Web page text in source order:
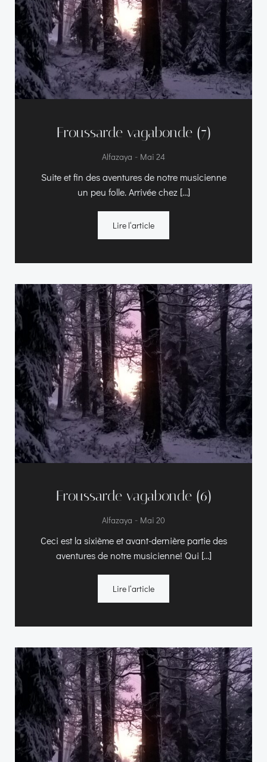
Froussarde vagabonde (7)
Alfazaya - Mai 24
Suite et fin des aventures de notre musicienne
un peu folle. Arrivée chez […]
Lire l‘article
Froussarde vagabonde (6)
Alfazaya - Mai 20
Ceci est la sixième et avant-dernière partie des
aventures de notre musicienne! Qui […]
Lire l‘article